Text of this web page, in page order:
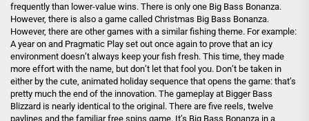
frequently than lower-value wins. There is only one Big Bass Bonanza.
However, there is also a game called Christmas Big Bass Bonanza.
However, there are other games with a similar fishing theme. For example:
A year on and Pragmatic Play set out once again to prove that an icy
environment doesn’t always keep your fish fresh. This time, they made
more effort with the name, but don’t let that fool you. Don’t be taken in
either by the cute, animated holiday sequence that opens the game: that’s
pretty much the end of the innovation. The gameplay at Bigger Bass
Blizzard is nearly identical to the original. There are five reels, twelve
paylines and the familiar free spins game. It’s Big Bass Bonanza in a